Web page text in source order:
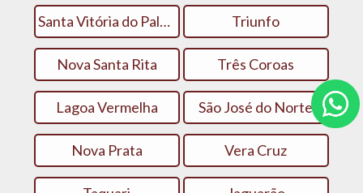
Santa Vitória do Palmar Triunfo
Nova Santa Rita Três Coroas
Lagoa Vermelha São José do Norte
Nova Prata Vera Cruz